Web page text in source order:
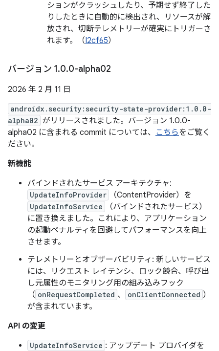
ションがクラッシュしたり、予期せず終了した
りしたときに自動的に検出され、リソースが解
放され、切断テレメトリーが確実にトリガーさ
れます。（I2cf65）
バージョン 1.0.0-alpha02
2026 年 2 月 11 日
androidx.security:security-state-provider:1.0.0-
alpha02 がリリースされました。バージョン 1.0.0-
alpha02 に含まれる commit については、 こちらをご覧く
ださい。
新機能
バインドされたサービス アーキテクチャ:
UpdateInfoProvider （ContentProvider）を
UpdateInfoService
（バインドされたサービス）
に置き換えました。これにより、アプリケーション
の起動ペナルティを回避してパフォーマンスを向上
させます。
テレメトリーとオブザーバビリティ: 新しいサービス
には、リクエスト レイテンシ、ロック競合、呼び出
し元属性のモニタリング用の組み込みフック
（ onRequestCompleted 、 onClientConnected ）
が含まれています。
API の変更
UpdateInfoService : アップデート プロバイダを